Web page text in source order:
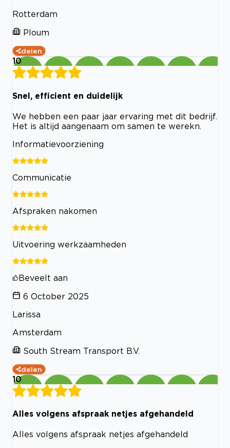
Rotterdam
Ploum
delen
10
Snel, efficient en duidelijk
We hebben een paar jaar ervaring met dit bedrijf.
Het is altijd aangenaam om samen te werekn.
Informatievoorziening
Communicatie
Afspraken nakomen
Uitvoering werkzaamheden
Beveelt aan
6 October 2025
Larissa
Amsterdam
South Stream Transport B.V.
delen
10
Alles volgens afspraak netjes afgehandeld
Alles volgens afspraak netjes afgehandeld